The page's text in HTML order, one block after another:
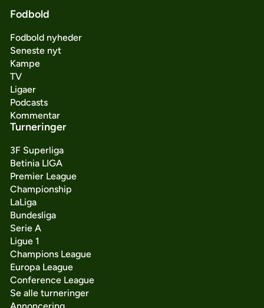
Fodbold
Fodbold nyheder
Seneste nyt
Kampe
TV
Ligaer
Podcasts
Kommentar
Turneringer
3F Superliga
Betinia LIGA
Premier League
Championship
LaLiga
Bundesliga
Serie A
Ligue 1
Champions League
Europa League
Conference League
Se alle turneringer